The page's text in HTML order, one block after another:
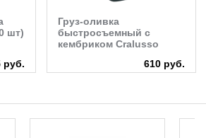
шт)
руб.
Груз-оливка
быстросъемный с
кембриком Cralusso
610 руб.